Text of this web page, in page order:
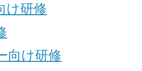
け研修
向け研修